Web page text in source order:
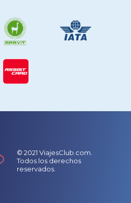
© 2021 ViajesClub.com.
Todos los derechos
reservados.